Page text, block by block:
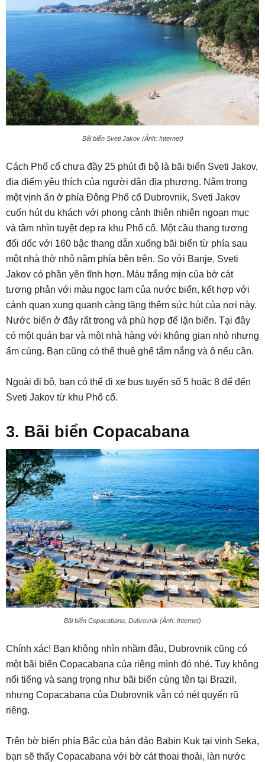
Bãi biển Sveti Jakov (Ảnh: Internet)
Cách Phố cổ chưa đầy 25 phút đi bộ là bãi biển Sveti Jakov,
địa điểm yêu thích của người dân địa phương. Nằm trong
một vịnh ẩn ở phía Đông Phố cổ Dubrovnik, Sveti Jakov
cuốn hút du khách với phong cảnh thiên nhiên ngoạn mục
và tầm nhìn tuyệt đẹp ra khu Phố cổ. Một cầu thang tương
đối dốc với 160 bậc thang dẫn xuống bãi biển từ phía sau
một nhà thờ nhỏ nằm phía bên trên. So với Banje, Sveti
Jakov có phần yên tĩnh hơn. Màu trắng mịn của bờ cát
tương phản với màu ngọc lam của nước biển, kết hợp với
cảnh quan xung quanh càng tăng thêm sức hút của nơi này.
Nước biển ở đây rất trong và phù hợp để lặn biển. Tại đây
có một quán bar và một nhà hàng với không gian nhỏ nhưng
ấm cúng. Bạn cũng có thể thuê ghế tắm nắng và ô nếu cần.
Ngoài đi bộ, bạn có thể đi xe bus tuyến số 5 hoặc 8 để đến
Sveti Jakov từ khu Phố cổ.
3. Bãi biển Copacabana
Bãi biển Copacabana, Dubrovnik (Ảnh: Internet)
Chính xác! Bạn không nhìn nhầm đâu, Dubrovnik cũng có
một bãi biển Copacabana của riêng mình đó nhé. Tuy không
nổi tiếng và sang trọng như bãi biển cùng tên tại Brazil,
nhưng Copacabana của Dubrovnik vẫn có nét quyến rũ
riêng.
Trên bờ biển phía Bắc của bán đảo Babin Kuk tại vịnh Seka,
bạn sẽ thấy Copacabana với bờ cát thoai thoải, làn nước